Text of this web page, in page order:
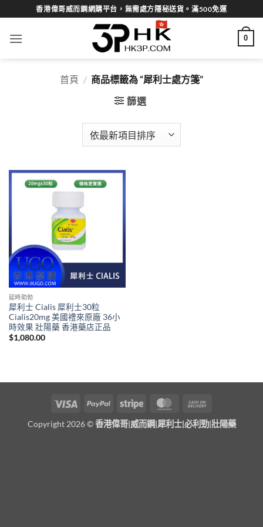
to
content
香港偉哥威而鋼網購平台，無需處方隱秘送貨。滿500免運
0
首頁 / 商品標籤為 “犀利士處方箋”
篩選
延時助勃
犀利士 Cialis 犀利士30粒
Cialis20mg 美國禮來原廠 36小
時效果 壯陽藥 香港藥店正品
$1,080.00
Visa PayPal Stripe MasterCard
Delivery
Copyright 2026 ©香港偉哥|威而鋼|犀利士|必利勁|壯陽藥